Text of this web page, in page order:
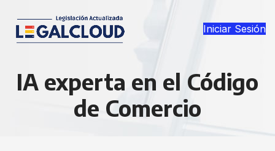
Iniciar Sesión
IA experta en el Código
de Comercio